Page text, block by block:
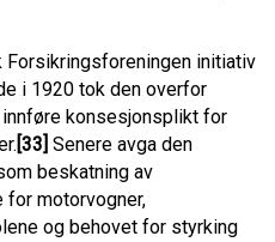
initiativ
i 1920 tok den overfor
konsesjonsplikt for
[33] Senere avga den
beskatning av
motorvogner,
og behovet for styrking